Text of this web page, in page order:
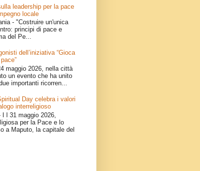
leadership per la pace
locale
- "Costruire un'unica
principi di pace e
del Pe...
dell’iniziativa “Gioca
maggio 2026, nella città
un evento che ha unito
importanti ricorren...
Day celebra i valori
interreligioso
l 31 maggio 2026,
per la Pace e lo
a Maputo, la capitale del